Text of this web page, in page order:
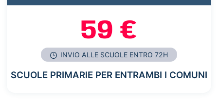
59 €
INVIO ALLE SCUOLE ENTRO 72H
SCUOLE PRIMARIE PER ENTRAMBI I COMUNI